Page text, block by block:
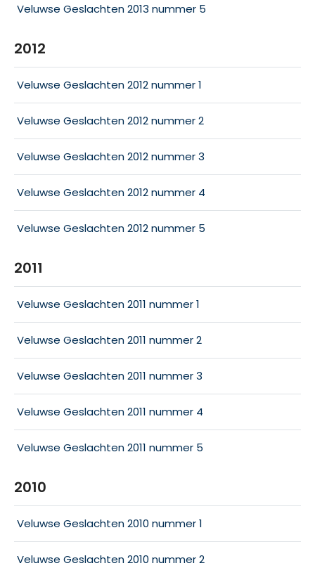
Veluwse Geslachten 2013 nummer 5
2012
Veluwse Geslachten 2012 nummer 1
Veluwse Geslachten 2012 nummer 2
Veluwse Geslachten 2012 nummer 3
Veluwse Geslachten 2012 nummer 4
Veluwse Geslachten 2012 nummer 5
2011
Veluwse Geslachten 2011 nummer 1
Veluwse Geslachten 2011 nummer 2
Veluwse Geslachten 2011 nummer 3
Veluwse Geslachten 2011 nummer 4
Veluwse Geslachten 2011 nummer 5
2010
Veluwse Geslachten 2010 nummer 1
Veluwse Geslachten 2010 nummer 2